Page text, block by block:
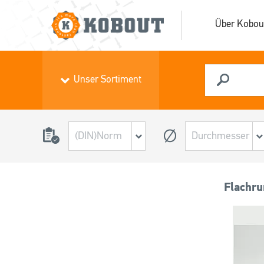
Über
Unser Sortiment